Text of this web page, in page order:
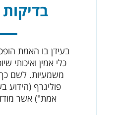
בעידן בו האמת
כלי אמין ואיכותי
משמעיות. לשם כך
פוליגרף (הידוע
אמת") אשר